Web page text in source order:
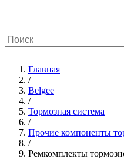
Главная
/
Belgee
/
Тормозная система
/
Прочие компоненты
/
Ремкомплекты